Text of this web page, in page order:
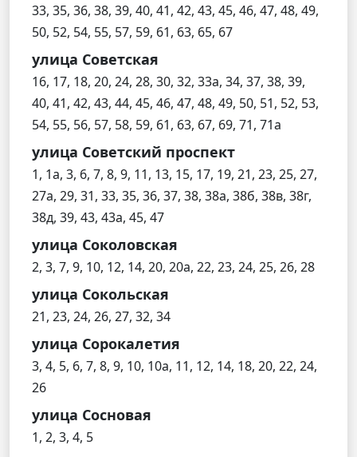
33, 35, 36, 38, 39, 40, 41, 42, 43, 45, 46, 47, 48, 49,
50, 52, 54, 55, 57, 59, 61, 63, 65, 67
улица Советская
16, 17, 18, 20, 24, 28, 30, 32, 33а, 34, 37, 38, 39,
40, 41, 42, 43, 44, 45, 46, 47, 48, 49, 50, 51, 52, 53,
54, 55, 56, 57, 58, 59, 61, 63, 67, 69, 71, 71а
улица Советский проспект
1, 1а, 3, 6, 7, 8, 9, 11, 13, 15, 17, 19, 21, 23, 25, 27,
27а, 29, 31, 33, 35, 36, 37, 38, 38а, 38б, 38в, 38г,
38д, 39, 43, 43а, 45, 47
улица Соколовская
2, 3, 7, 9, 10, 12, 14, 20, 20а, 22, 23, 24, 25, 26, 28
улица Сокольская
21, 23, 24, 26, 27, 32, 34
улица Сорокалетия
3, 4, 5, 6, 7, 8, 9, 10, 10а, 11, 12, 14, 18, 20, 22, 24,
26
улица Сосновая
1, 2, 3, 4, 5